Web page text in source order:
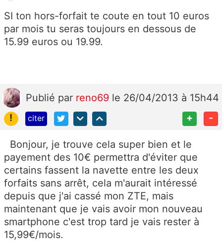
SI ton hors-forfait te coute en tout 10 euros
par mois tu seras toujours en dessous de
15.99 euros ou 19.99.
Publié par reno69 le 26/04/2013 à 15h44
!
citer + -
Bonjour, je trouve cela super bien et le
payement des 10€ permettra d'éviter que
certains fassent la navette entre les deux
forfaits sans arrêt, cela m'aurait intéressé
depuis que j'ai cassé mon ZTE, mais
maintenant que je vais avoir mon nouveau
smartphone c'est trop tard je vais rester à
15,99€/mois.